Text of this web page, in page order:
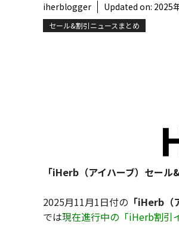
iherblogger Updated on: 2025
セール&割引ニュースまとめ
「iHerb（アイハーブ）セール
2025月11月1日付の 「iHerb（
では現在進行中の「iHerb割引